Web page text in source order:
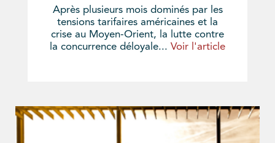
Après plusieurs mois dominés par les
tensions tarifaires américaines et la
crise au Moyen-Orient, la lutte contre
la concurrence déloyale... Voir l'article